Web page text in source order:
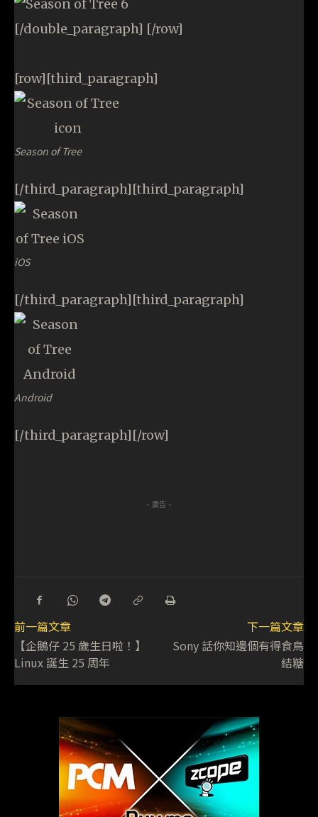
[/double_paragraph] [/row]
[row][third_paragraph]
Season of Tree
[/third_paragraph][third_paragraph]
iOS
[/third_paragraph][third_paragraph]
Android
[/third_paragraph][/row]
- 廣告 -
前一篇文章
【企鵝仔 25 歲生日啦！】
Linux 誕生 25 周年
下一篇文章
Sony 話你知邊個有得食鳥
結糖